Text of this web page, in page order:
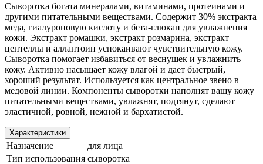
Сыворотка богата минералами, витаминами, протеинами и
другими питательными веществами. Содержит 30% экстракта
меда, гиалуроновую кислоту и бета-глюкан для увлажнения
кожи. Экстракт ромашки, экстракт розмарина, экстракт
центеллы и аллантоин успокаивают чувствительную кожу.
Сыворотка помогает избавиться от веснушек и увлажнить
кожу. Активно насыщает кожу влагой и дает быстрый,
хороший результат. Используется как центральное звено в
медовой линии. Компоненты сыворотки наполнят вашу кожу
питательными веществами, увлажнят, подтянут, сделают
эластичной, ровной, нежной и бархатистой.
Характеристики
Назначение
для лица
Тип использования сыворотка